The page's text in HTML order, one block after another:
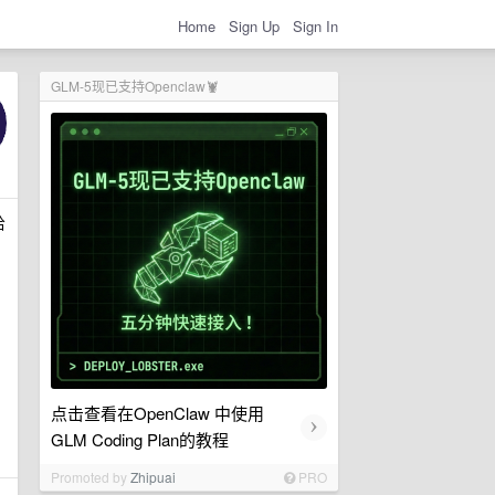
Home Sign Up Sign In
GLM-5现已支持Openclaw🦞
点击查看在OpenClaw 中使用
GLM Coding Plan的教程
›
Promoted byZhipuai PRO